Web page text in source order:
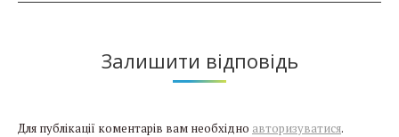
Залишити відповідь
Для публікації коментарів вам необхідно авторизуватися.